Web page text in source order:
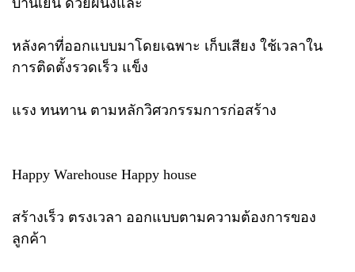
หลังคาที่ออกแบบมาโดยเฉพาะ เก็บเสียง ใช้เวลาใน
การติดตั้งรวดเร็ว แข็ง
แรง ทนทาน ตามหลักวิศวกรรมการก่อสร้าง
Happy Warehouse Happy house
สร้างเร็ว ตรงเวลา ออกแบบตามความต้องการของ
ลูกค้า